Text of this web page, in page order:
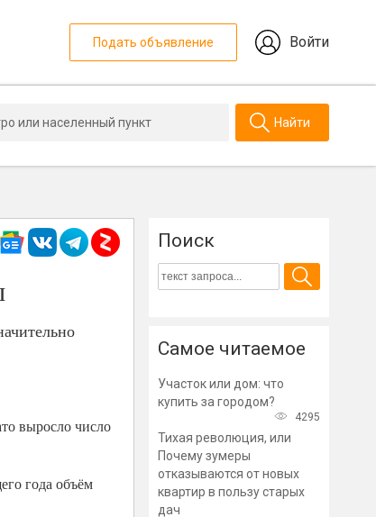
Подать объявление Войти
Найти
выросло число
года объём
Поиск
Самое читаемое
Участок или дом: что
купить за городом?
4295
Тихая революция, или
Почему зумеры
отказываются от новых
квартир в пользу старых
дач